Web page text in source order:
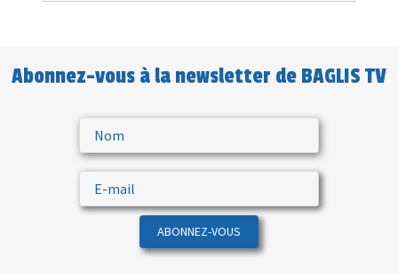
Abonnez-vous à la newsletter de BAGLIS TV
ABONNEZ-VOUS